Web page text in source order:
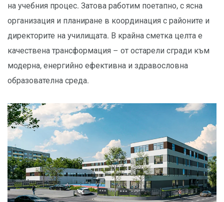
на учебния процес. Затова работим поетапно, с ясна
организация и планиране в координация с районите и
директорите на училищата. В крайна сметка целта е
качествена трансформация – от остарели сгради към
модерна, енергийно ефективна и здравословна
образователна среда.